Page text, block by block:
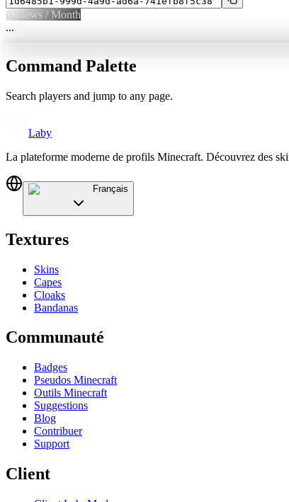
0 Views / Month
...
Command Palette
Search players and jump to any page.
Laby
La plateforme moderne de profils Minecraft. Découvrez des
Français
Textures
Skins
Capes
Cloaks
Bandanas
Communauté
Badges
Pseudos Minecraft
Outils Minecraft
Suggestions
Blog
Contribuer
Support
Client